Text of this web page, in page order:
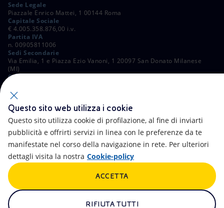
Sede Legale
Piazzale Enrico Mattei, 1 00144 Roma
Capitale Sociale
€ 4.005.358.876,00 i.v.
Partita IVA
n. 00905811006
Sedi Secondarie
Via Emilia, 1 e Piazza Ezio Vanoni, 1 20097 San Donato Milanese
(MI)
C. Fiscale e Registro Imprese di Roma
ALTRI LINK
Accessibilità Calendario
Newsletter Intelligenza artificiale
Truffe e Phishing
Questo sito web utilizza i cookie
Questo sito utilizza cookie di profilazione, al fine di inviarti
pubblicità e offrirti servizi in linea con le preferenze da te
manifestate nel corso della navigazione in rete. Per ulteriori
dettagli visita la nostra Cookie-policy
RIFIUTA TUTTI
ACCETTA